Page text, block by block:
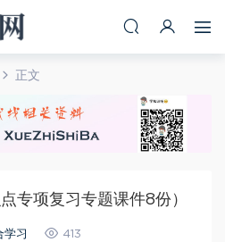
正文
专项复习专题课件8份）
学习 413